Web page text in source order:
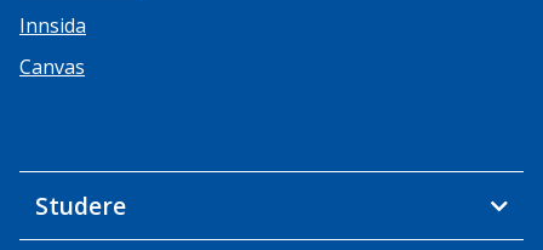
Innsida
Canvas
Studere